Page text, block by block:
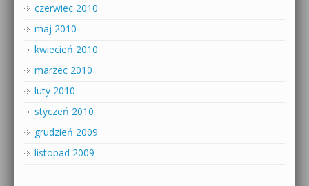
czerwiec 2010
maj 2010
kwiecień 2010
marzec 2010
luty 2010
styczeń 2010
grudzień 2009
listopad 2009